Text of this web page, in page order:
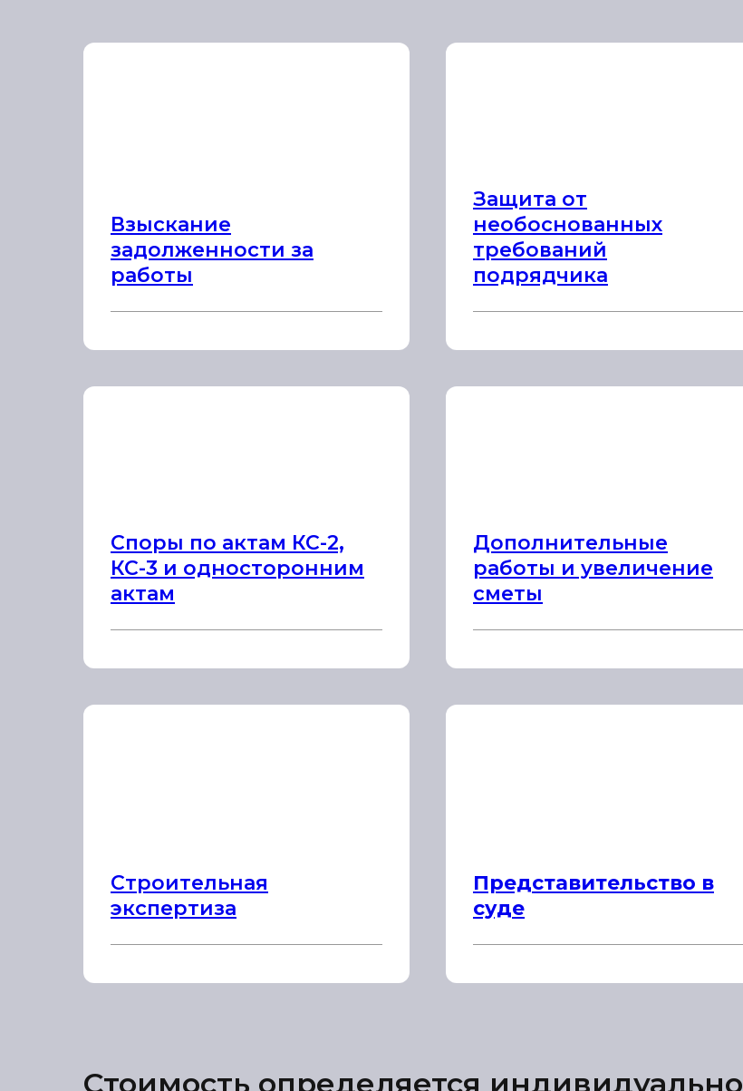
Взыскание
задолженности за
работы
Защита от
необоснованных
требований
подрядчика
Споры по актам КС-2,
КС-3 и односторонним
актам
Дополнительные
работы и увеличение
сметы
Строительная
экспертиза
Представительство в
суде
Стоимость определяется индивидуально